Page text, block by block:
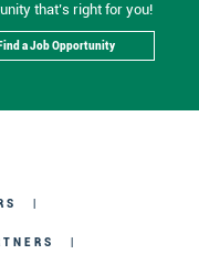
that’s right for you!
Find a Job Opportunity